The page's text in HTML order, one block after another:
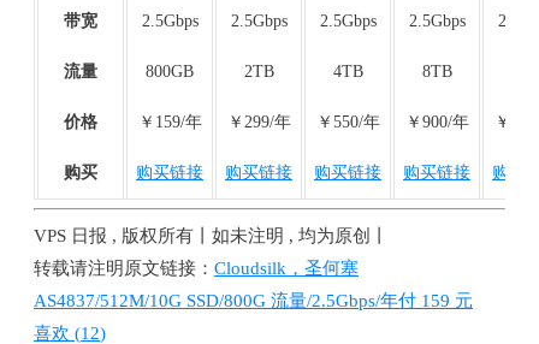
带宽 2.5Gbps 2.5Gbps 2.5Gbps 2.5Gbps
流量 800GB 2TB 4TB 8TB
价格 ￥159/年 ￥299/年 ￥550/年 ￥900/年 ￥
购买 购买链接 购买链接 购买链接 购买链接 购买
VPS 日报 , 版权所有丨如未注明 , 均为原创丨
转载请注明原文链接： Cloudsilk，圣何塞
AS4837/512M/10G SSD/800G 流量/2.5Gbps/年付 159 元
喜欢 (12)